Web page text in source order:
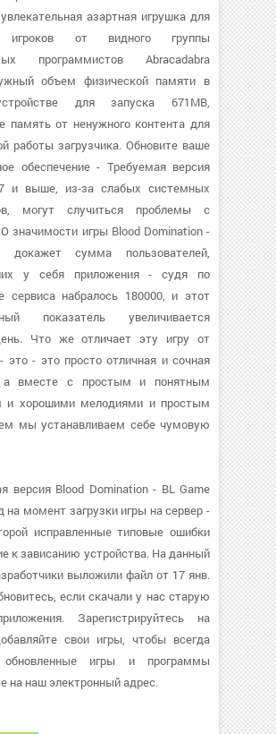
азартная игрушка для
игроков от видного группы
программистов Abracadabra
объем физической памяти в
для запуска 671MB,
память от ненужного контента для
работы загрузчика. Обновите ваше
обеспечение - Требуемая версия
и выше, из-за слабых системных
могут случиться проблемы с
значимости игры Blood Domination -
докажет сумма пользователей,
у себя приложения - судя по
сервиса набралось 180000, и этот
показатель увеличивается
Что же отличает эту игру от
это - это просто отличная и сочная
а вместе с простым и понятным
и хорошими мелодиями и простым
мы устанавливаем себе чумовую
версия Blood Domination - BL Game
на момент загрузки игры на сервер -
исправленные типовые ошибки
к зависанию устройства. На данный
выложили файл от 17 янв.
если скачали у нас старую
Зарегистрируйтесь на
свои игры, чтобы всегда
обновленные игры и программы
на наш электронный адрес.